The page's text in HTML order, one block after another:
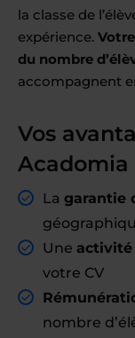
la classe de
expérience.
du nombre
accompagnent
Vos
Acadomia
La garantie
Une
votre CV
nombre